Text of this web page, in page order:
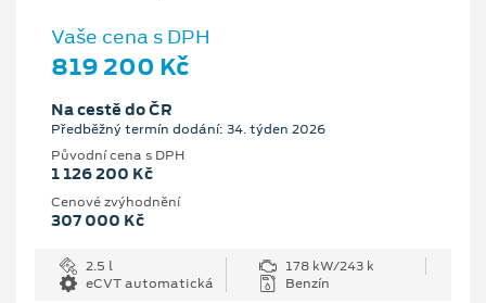
Vaše cena s DPH
819 200 Kč
Na cestě do ČR
Předběžný termín dodání: 34. týden 2026
Původní cena s DPH
1 126 200 Kč
Cenové zvýhodnění
307 000 Kč
2.5 l
178 kW/243 k
eCVT automatická
Benzín